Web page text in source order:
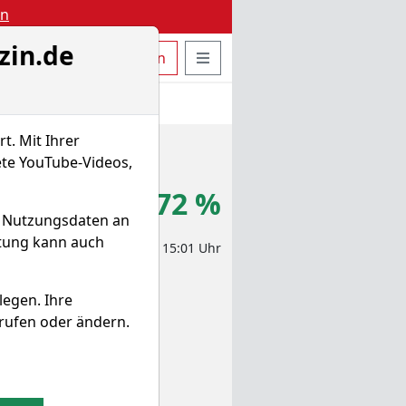
öffnen
Bestellen Login Seitennavigation öffnen
+0,72 %
Aktienkurs 07.08.2026, 15:01 Uhr
Mit Ihrer
YouTube-Videos,
an
kann auch
Ihre
oder ändern.